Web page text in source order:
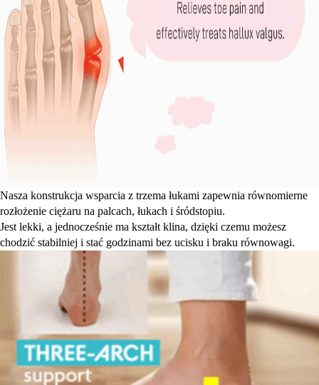
Nasza konstrukcja wsparcia z trzema łukami zapewnia równomierne
rozłożenie ciężaru na palcach, łukach i śródstopiu.
Jest lekki, a jednocześnie ma kształt klina, dzięki czemu możesz
chodzić stabilniej i stać godzinami bez ucisku i braku równowagi.